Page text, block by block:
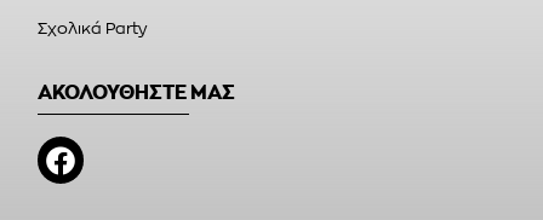
Σχολικά Party
ΑΚΟΛΟΥΘΗΣΤΕ ΜΑΣ